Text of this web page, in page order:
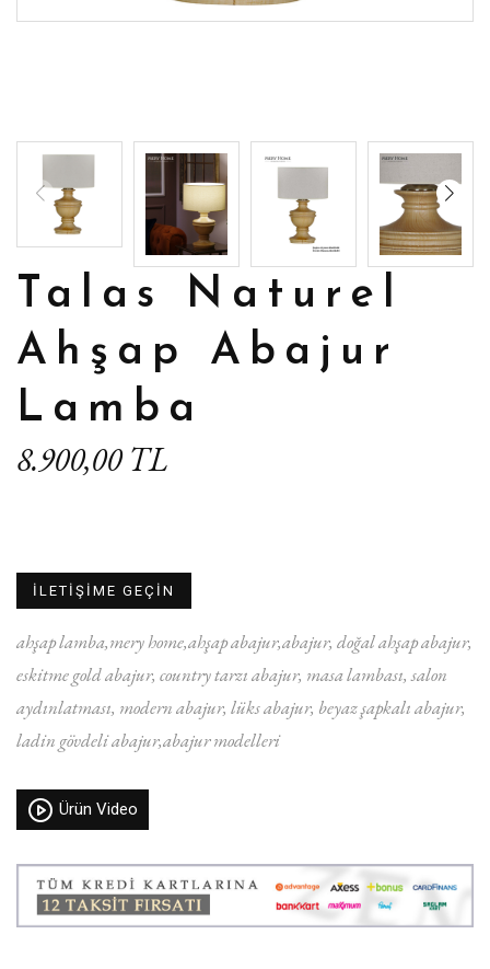
Talas Naturel
Ahşap Abajur
Lamba
8.900,00 TL
İLETİŞİME GEÇİN
ahşap lamba mery homeahşap abajurabajur doğal ahşap abajur
eskitme gold abajur country tarzı abajur masa lambası salon
aydınlatması modern abajur lüks abajur beyaz şapkalı abajur
ladin gövdeli abajurabajur modelleri
Ürün Video